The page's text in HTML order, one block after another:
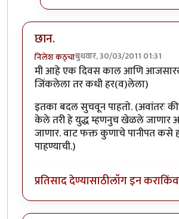
छान.
निलेश कठ्चाबुधवार, 30/03/2011 01:31
मी आहे एक दिवस काल आणि
जिंकलेला तर कधी हर(व)लेला)
इतका बदल सुचवून पाहतो. (अवांतरः
केले तरी हे युद्ध म्हणनुच खेळले जाणार
जाणार. वाट फक्त कुणाचे पानीपत कसे
पाहण्याची.)
प्रतिसाद देण्यासाठीलॉग इन करा